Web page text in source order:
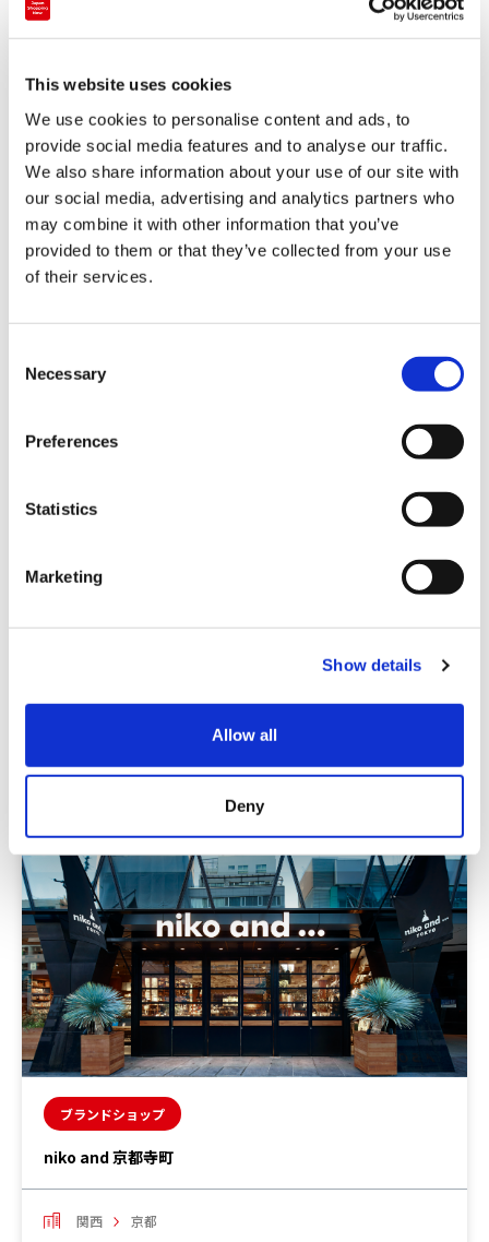
This website uses cookies
We use cookies to personalise content and ads, to
provide social media features and to analyse our traffic.
We also share information about your use of our site with
our social media, advertising and analytics partners who
may combine it with other information that you’ve
provided to them or that they’ve collected from your use
of their services.
Necessary
Preferences
Statistics
Marketing
Show details
Allow all
Deny
お土産・地産品専門店
コウベサコム KOBE SACOM
関西 兵庫
ブランドショップ
niko and 京都寺町
関西 京都